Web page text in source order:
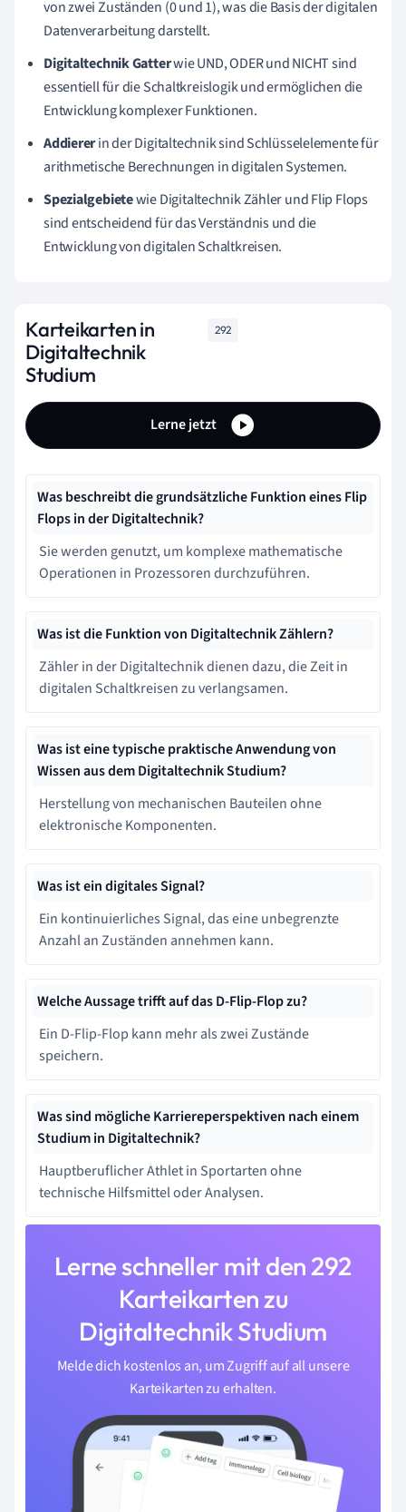
von zwei Zuständen (0 und 1), was die Basis der digitalen
Datenverarbeitung darstellt.
Digitaltechnik Gatterwie UND, ODER und NICHT sind
essentiell für die Schaltkreislogik und ermöglichen die
Entwicklung komplexer Funktionen.
Addiererin der Digitaltechnik sind Schlüsselelemente für
arithmetische Berechnungen in digitalen Systemen.
Spezialgebietewie Digitaltechnik Zähler und Flip Flops
sind entscheidend für das Verständnis und die
Entwicklung von digitalen Schaltkreisen.
Karteikarten in
Digitaltechnik
Studium
292
Lerne jetzt
Was beschreibt die grundsätzliche Funktion eines Flip
Flops in der Digitaltechnik?
Sie werden genutzt, um komplexe mathematische
Operationen in Prozessoren durchzuführen.
Was ist die Funktion von Digitaltechnik Zählern?
Zähler in der Digitaltechnik dienen dazu, die Zeit in
digitalen Schaltkreisen zu verlangsamen.
Was ist eine typische praktische Anwendung von
Wissen aus dem Digitaltechnik Studium?
Herstellung von mechanischen Bauteilen ohne
elektronische Komponenten.
Was ist ein digitales Signal?
Ein kontinuierliches Signal, das eine unbegrenzte
Anzahl an Zuständen annehmen kann.
Welche Aussage trifft auf das D-Flip-Flop zu?
Ein D-Flip-Flop kann mehr als zwei Zustände
speichern.
Was sind mögliche Karriereperspektiven nach einem
Studium in Digitaltechnik?
Hauptberuflicher Athlet in Sportarten ohne
technische Hilfsmittel oder Analysen.
Lerne schneller mit den 292
Karteikarten zu
Digitaltechnik Studium
Melde dich kostenlos an, um Zugriff auf all unsere
Karteikarten zu erhalten.